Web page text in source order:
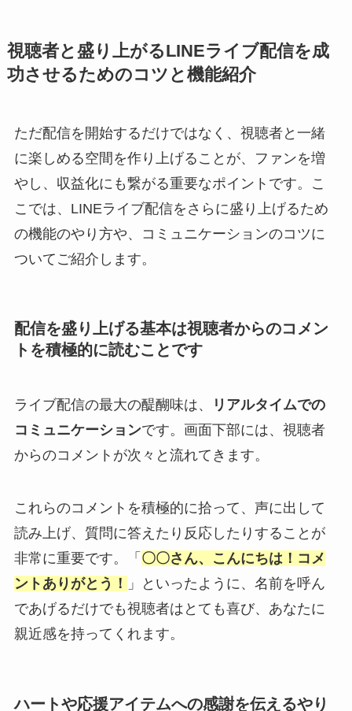
視聴者と盛り上がるLINEライブ配信を成
功させるためのコツと機能紹介
ただ配信を開始するだけではなく、視聴者と一緒
に楽しめる空間を作り上げることが、ファンを増
やし、収益化にも繋がる重要なポイントです。こ
こでは、LINEライブ配信をさらに盛り上げるため
の機能のやり方や、コミュニケーションのコツに
ついてご紹介します。
配信を盛り上げる基本は視聴者からのコメン
トを積極的に読むことです
ライブ配信の最大の醍醐味は、
リアルタイムでの
コミュニケーションです。画面下部には、視聴者
からのコメントが次々と流れてきます。
これらのコメントを積極的に拾って、声に出して
読み上げ、質問に答えたり反応したりすることが
非常に重要です。「 〇〇さん、こんにちは！コメ
ントありがとう！
」といったように、名前を呼ん
であげるだけでも視聴者はとても喜び、あなたに
親近感を持ってくれます。
ハートや応援アイテムへの感謝を伝えるやり